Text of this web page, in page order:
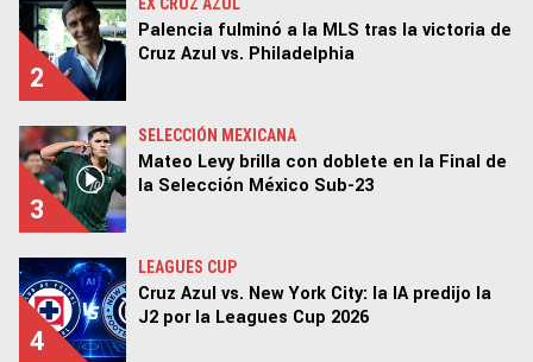
2
Palencia fulminó a la MLS tras la victoria de
Cruz Azul vs. Philadelphia
3
SELECCIÓN MEXICANA
Mateo Levy brilla con doblete en la Final de
la Selección México Sub-23
4
LEAGUES CUP
Cruz Azul vs. New York City: la IA predijo la
J2 por la Leagues Cup 2026